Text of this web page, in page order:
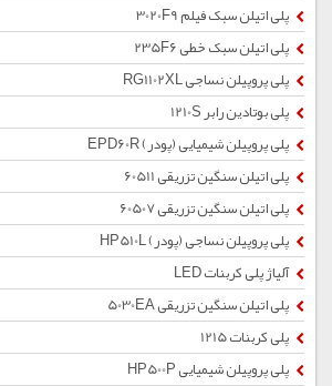
پلی اتیلن سبک فیلم 3020F9
پلی اتیلن سبک خطی 235F6
پلی پروپیلن نساجی RG1102XL
پلی بوتادین رابر 1210S
پلی پروپیلن شیمیایی (پودر) EPD60R
پلی اتیلن سنگین تزریقی 60511
پلی اتیلن سنگین تزریقی 60507
پلی پروپیلن نساجی (پودر) HP510L
آلیاژ پلی کربنات LED
پلی اتیلن سنگین تزریقی 5030EA
پلی کربنات 1215
پلی پروپیلن شیمیایی HP500P